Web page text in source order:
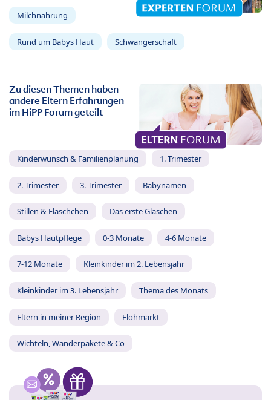
Milchnahrung
Rund um Babys Haut Schwangerschaft
Zu diesen Themen haben
andere Eltern Erfahrungen
im HiPP Forum geteilt
Kinderwunsch & Familienplanung 1. Trimester
2. Trimester 3. Trimester Babynamen
Stillen & Fläschchen Das erste Gläschen
Babys Hautpflege 0-3 Monate 4-6 Monate
7-12 Monate Kleinkinder im 2. Lebensjahr
Kleinkinder im 3. Lebensjahr Thema des Monats
Eltern in meiner Region Flohmarkt
Wichteln, Wanderpakete & Co